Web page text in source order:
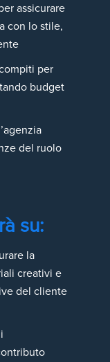
assicurare
con lo stile,
per
budget
del ruolo
su:
la
creativi e
del cliente